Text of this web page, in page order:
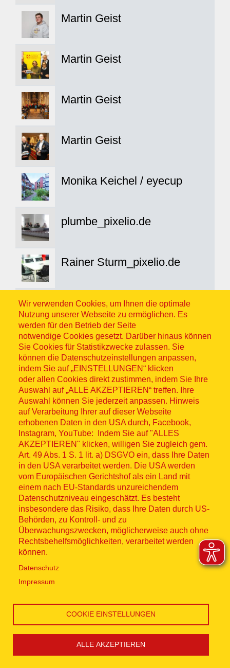
Martin Geist
Martin Geist
Martin Geist
Martin Geist
Monika Keichel / eyecup
plumbe_pixelio.de
Rainer Sturm_pixelio.de
Rainer Sturm_pixelio.de
Sabrina Holtgrefe
Sabrina Holtgrefe
Sabrina Holtgrefe
Sabrina Holtgrefe
Sabrina Holtgrefe
Sabrina Holtgrefe
Sabrina Holtgrefe
Wir verwenden Cookies, um Ihnen die optimale
Nutzung unserer Webseite zu ermöglichen. Es
werden für den Betrieb der Seite
notwendige Cookies gesetzt. Darüber hinaus können
Sie Cookies für Statistikzwecke zulassen. Sie
können die Datenschutzeinstellungen anpassen,
indem Sie auf „EINSTELLUNGEN“ klicken
oder allen Cookies direkt zustimmen, indem Sie Ihre
Auswahl auf „ALLE AKZEPTIEREN“ treffen. Ihre
Auswahl können Sie jederzeit anpassen. Hinweis
auf Verarbeitung Ihrer auf dieser Webseite
erhobenen Daten in den USA durch, Facebook,
Instagram, YouTube: Indem Sie auf "ALLES
AKZEPTIEREN" klicken, willigen Sie zugleich gem.
Art. 49 Abs. 1 S. 1 lit. a) DSGVO ein, dass Ihre Daten
in den USA verarbeitet werden. Die USA werden
vom Europäischen Gerichtshof als ein Land mit
einem nach EU-Standards unzureichendem
Datenschutzniveau eingeschätzt. Es besteht
insbesondere das Risiko, dass Ihre Daten durch US-
Behörden, zu Kontroll- und zu
Überwachungszwecken, möglicherweise auch ohne
Rechtsbehelfsmöglichkeiten, verarbeitet werden
können.
Datenschutz
Impressum
COOKIE EINSTELLUNGEN
ALLE AKZEPTIEREN